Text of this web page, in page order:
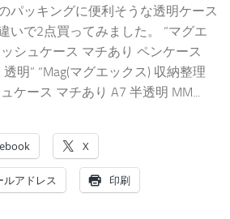
パッキングに便利そうな透明ケース
いで2点買ってみました。 “マグエ
シュケース マチあり ペンケース
透明” “Mag(マグエックス) 収納整理
ケース マチあり A7 半透明 MM...
X
ルアドレス 印刷